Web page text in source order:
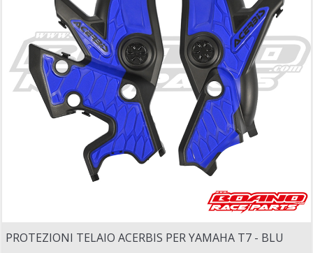
PROTEZIONI TELAIO ACERBIS PER YAMAHA T7 - BLU